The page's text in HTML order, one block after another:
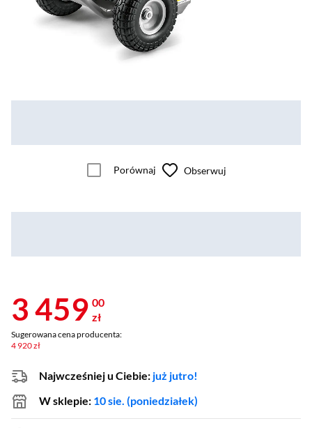
Porównaj Obserwuj
3 459 00
zł
Sugerowana cena producenta:
4 920 zł
Najwcześniej u Ciebie: już jutro!
W sklepie: 10 sie. (poniedziałek)